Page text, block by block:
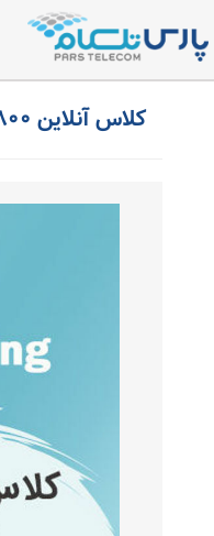
کلاس آنلاین ۸۰۰ نفره با زمان برگزاری نامحدود